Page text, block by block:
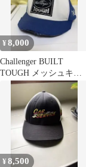
¥8,000
Challenger BUILT
TOUGH メッシュキャ
ップ ツバ切り
¥8,500